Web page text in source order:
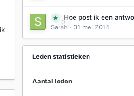
0
Hoe post ik een
Sarah · 31 mei 2014
Leden statistieken
Aantal leden